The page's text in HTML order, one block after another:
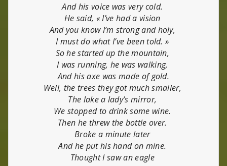
And his voice was very cold.
He said, « I’ve had a vision
And you know I’m strong and holy,
I must do what I’ve been told. »
So he started up the mountain,
I was running, he was walking,
And his axe was made of gold.
Well, the trees they got much smaller,
The lake a lady’s mirror,
We stopped to drink some wine.
Then he threw the bottle over.
Broke a minute later
And he put his hand on mine.
Thought I saw an eagle